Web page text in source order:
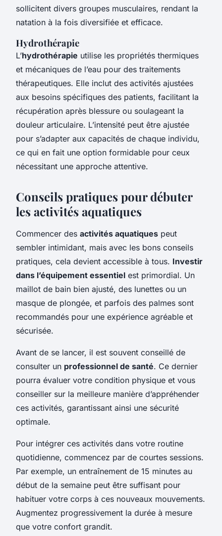
sollicitent divers groupes musculaires, rendant la
natation à la fois diversifiée et efficace.
Hydrothérapie
L’hydrothérapie utilise les propriétés thermiques
et mécaniques de l’eau pour des traitements
thérapeutiques. Elle inclut des activités ajustées
aux besoins spécifiques des patients, facilitant la
récupération après blessure ou soulageant la
douleur articulaire. L’intensité peut être ajustée
pour s’adapter aux capacités de chaque individu,
ce qui en fait une option formidable pour ceux
nécessitant une approche attentive.
Conseils pratiques pour débuter
les activités aquatiques
Commencer des activités aquatiques peut
sembler intimidant, mais avec les bons conseils
pratiques, cela devient accessible à tous. Investir
dans l’équipement essentiel est primordial. Un
maillot de bain bien ajusté, des lunettes ou un
masque de plongée, et parfois des palmes sont
recommandés pour une expérience agréable et
sécurisée.
Avant de se lancer, il est souvent conseillé de
consulter un professionnel de santé. Ce dernier
pourra évaluer votre condition physique et vous
conseiller sur la meilleure manière d’appréhender
ces activités, garantissant ainsi une sécurité
optimale.
Pour intégrer ces activités dans votre routine
quotidienne, commencez par de courtes sessions.
Par exemple, un entraînement de 15 minutes au
début de la semaine peut être suffisant pour
habituer votre corps à ces nouveaux mouvements.
Augmentez progressivement la durée à mesure
que votre confort grandit.